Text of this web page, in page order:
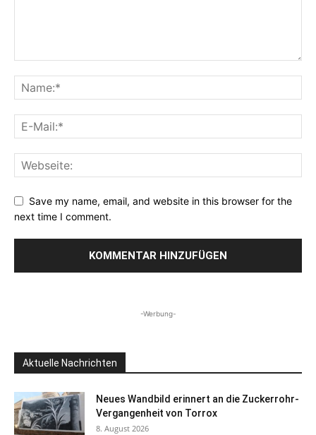
Save my name, email, and website in this browser for the
next time I comment.
-Werbung-
Aktuelle Nachrichten
Neues Wandbild erinnert an die Zuckerrohr-
Vergangenheit von Torrox
8. August 2026